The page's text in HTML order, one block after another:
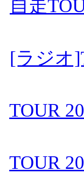
自走
[ラジオ
TOUR
TOUR